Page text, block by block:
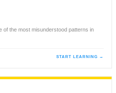
of the most misunderstood patterns in
START LEARNING →